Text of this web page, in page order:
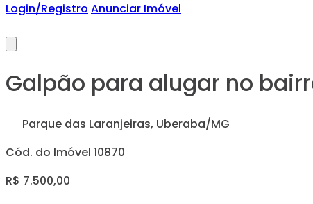
Login/Registro Anunciar Imóvel
Galpão para alugar no
Parque das Laranjeiras, Uberaba/MG
Cód. do Imóvel 10870
R$ 7.500,00